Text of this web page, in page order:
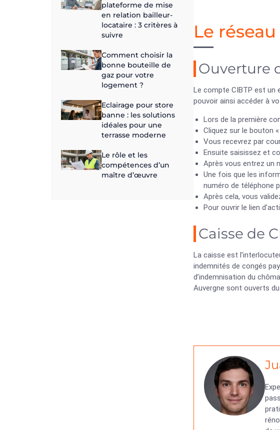
plateforme de mise
en relation bailleur-
locataire : 3 critères à
suivre
Comment choisir la
bonne bouteille de
gaz pour votre
logement ?
Eclairage pour store
banne : les solutions
idéales pour une
terrasse moderne
Le rôle et les
compétences d’un
maître d’œuvre
Le
Ouverture
Le compte CIBTP est un
pouvoir ainsi accéder à
Lors de la première
Cliquez sur le bouton
Vous recevrez par
Ensuite saisissez et
Après vous entrez un
Une fois que les
numéro de téléphone
Après cela, vous
Pour ouvrir le lien
Caisse de
La caisse est
indemnités de congés
d’indemnisation du
Auvergne sont ouverts du